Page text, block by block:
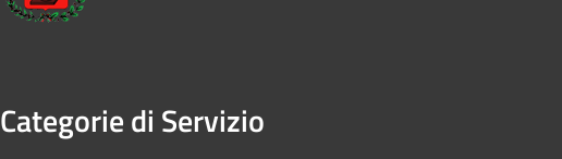
Categorie di Servizio